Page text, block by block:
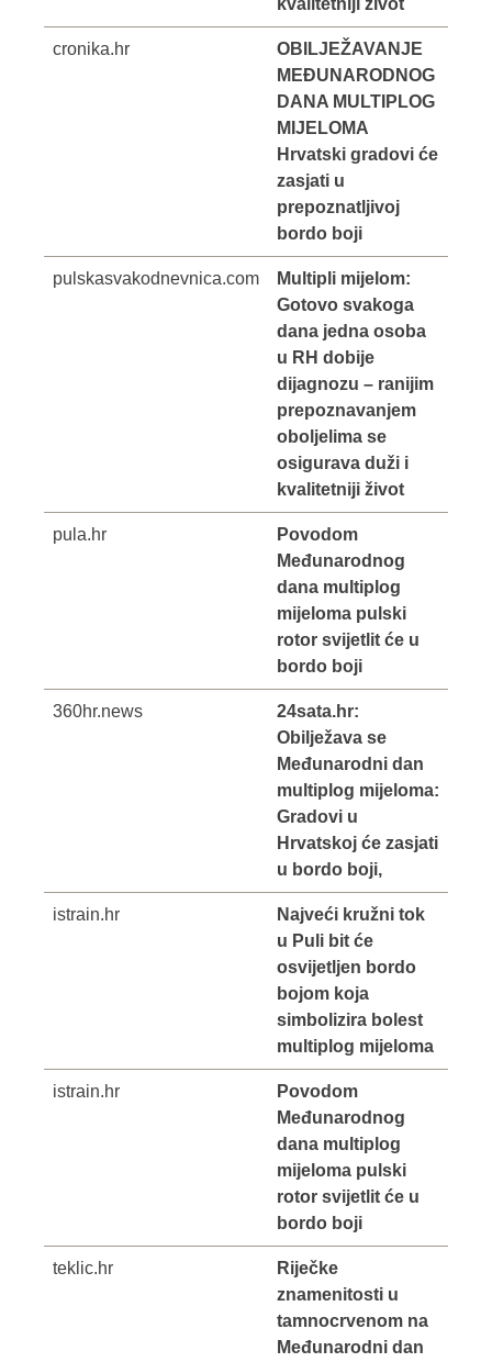
cronika.hr
OBILJEŽAVANJE
MEĐUNARODNOG
DANA MULTIPLOG
MIJELOMA
Hrvatski gradovi će
zasjati u
prepoznatljivoj
bordo boji
pulskasvakodnevnica.com
Multipli mijelom:
Gotovo svakoga
dana jedna osoba
u RH dobije
dijagnozu – ranijim
prepoznavanjem
oboljelima se
osigurava duži i
kvalitetniji život
pula.hr
Povodom
Međunarodnog
dana multiplog
mijeloma pulski
rotor svijetlit će u
bordo boji
360hr.news
24sata.hr:
Obilježava se
Međunarodni dan
multiplog mijeloma:
Gradovi u
Hrvatskoj će zasjati
u bordo boji,
istrain.hr
Najveći kružni tok
u Puli bit će
osvijetljen bordo
bojom koja
simbolizira bolest
multiplog mijeloma
istrain.hr
Povodom
Međunarodnog
dana multiplog
mijeloma pulski
rotor svijetlit će u
bordo boji
teklic.hr
Riječke
znamenitosti u
tamnocrvenom na
Međunarodni dan